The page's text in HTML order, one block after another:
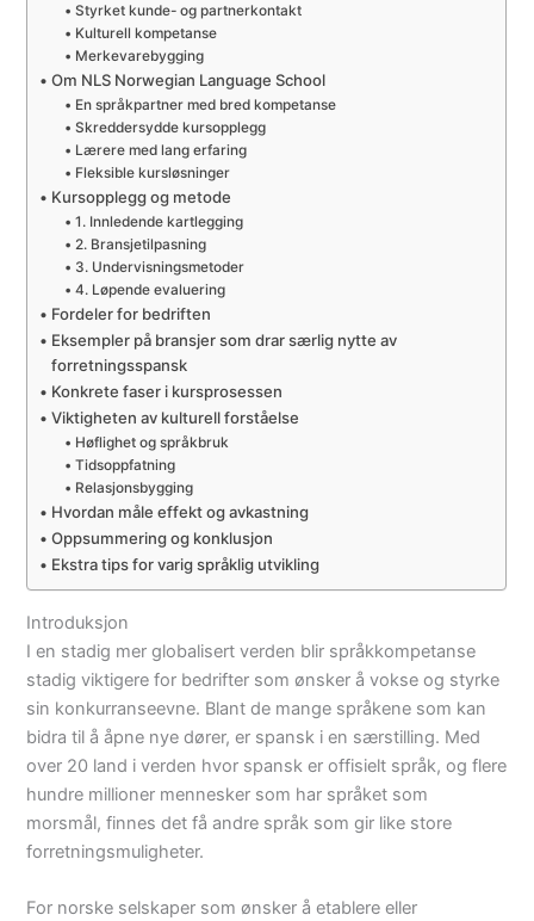
Styrket kunde- og partnerkontakt
Kulturell kompetanse
Merkevarebygging
Om NLS Norwegian Language School
En språkpartner med bred kompetanse
Skreddersydde kursopplegg
Lærere med lang erfaring
Fleksible kursløsninger
Kursopplegg og metode
1. Innledende kartlegging
2. Bransjetilpasning
3. Undervisningsmetoder
4. Løpende evaluering
Fordeler for bedriften
Eksempler på bransjer som drar særlig nytte av
forretningsspansk
Konkrete faser i kursprosessen
Viktigheten av kulturell forståelse
Høflighet og språkbruk
Tidsoppfatning
Relasjonsbygging
Hvordan måle effekt og avkastning
Oppsummering og konklusjon
Ekstra tips for varig språklig utvikling
Introduksjon
I en stadig mer globalisert verden blir språkkompetanse
stadig viktigere for bedrifter som ønsker å vokse og styrke
sin konkurranseevne. Blant de mange språkene som kan
bidra til å åpne nye dører, er spansk i en særstilling. Med
over 20 land i verden hvor spansk er offisielt språk, og flere
hundre millioner mennesker som har språket som
morsmål, finnes det få andre språk som gir like store
forretningsmuligheter.
For norske selskaper som ønsker å etablere eller